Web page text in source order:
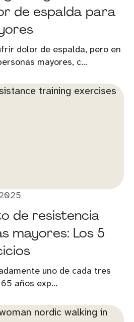
de espalda para
dolor de espalda, pero en
mayores, c...
de resistencia
mayores: Los 5
uno de cada tres
años exp...